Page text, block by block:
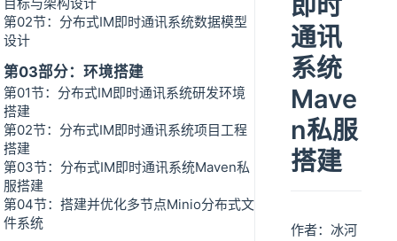
第02节：分布式IM即时通讯系统数据模型
设计
第03部分：环境搭建
第01节：分布式IM即时通讯系统研发环境
搭建
第02节：分布式IM即时通讯系统项目工程
搭建
第03节：分布式IM即时通讯系统Maven私
服搭建
第04节：搭建并优化多节点Minio分布式文
件系统
通讯
系统
Mave
n私服
搭建
作者：冰河